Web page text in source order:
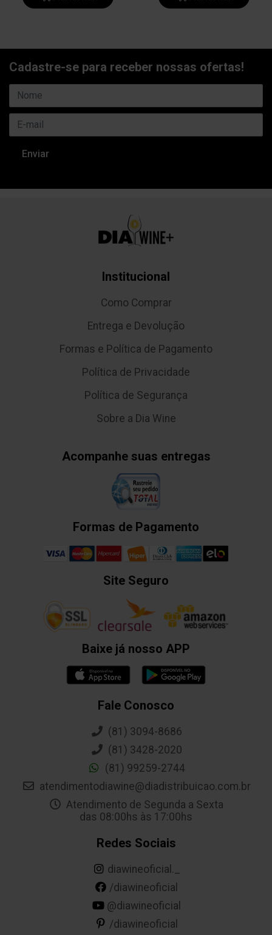
Cadastre-se para receber nossas ofertas!
Institucional
Como Comprar
Entrega e Devolução
Formas e Política de Pagamento
Política de Privacidade
Política de Segurança
Sobre a Dia Wine
Acompanhe suas entregas
Formas de Pagamento
Site Seguro
Baixe já nosso APP
Fale Conosco
(81) 3094-8686
(81) 3428-2020
(81) 99259-2744
atendimentodiawine@diadistribuicao.com.br
Atendimento de Segunda a Sexta
das 08:00hs às 17:00hs
Redes Sociais
diawineoficial._
/diawineoficial
@diawineoficial
/diawineoficial